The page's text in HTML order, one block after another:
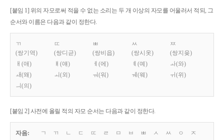
[붙임 1] 위의 자모로써 적을 수 없는 소리는 두 개 이상의 자모를 어울러서 적되, 그
순서와 이름은 다음과 같이 정한다.
ㄲ
(쌍기역)
ㄸ
(쌍디귿)
ㅃ
(쌍비읍)
ㅆ
(쌍시옷)
ㅉ
(쌍지읒)
ㅐ(애)
ㅒ(얘) ㅔ(에) ㅖ(예)
ㅘ(와)
ㅙ(왜)
ㅚ(외) ㅝ(워) ㅞ(웨)
ㅟ(위)
ㅢ(의)
[붙임 2] 사전에 올릴 적의 자모 순서는 다음과 같이 정한다.
자음: ㄱ ㄲ ㄴ ㄷ ㄸ ㄹ ㅁ ㅂ ㅃ ㅅ ㅆ ㅇ
ㅈ